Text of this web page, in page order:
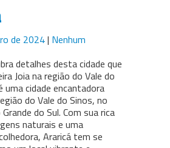
de 2024| Nenhum
detalhes desta cidade que
Joia na região do Vale do
uma cidade encantadora
do Vale do Sinos, no
do Sul. Com sua rica
naturais e uma
Araricá tem se